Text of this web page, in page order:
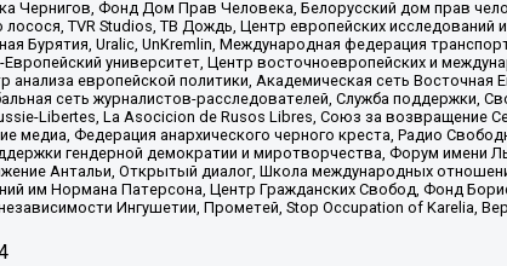
Чернигов, Фонд Дом Прав Человека, Белорусский дом прав
TVR Studios, ТВ Дождь, Центр европейских
Бурятия, Uralic, UnKremlin, Международная федерация
университет, Центр восточноевропейских и
европейской политики, Академическая сеть Восточная
сеть журналистов-расследователей, Служба поддержки,
Libertes, La Asocicion de Rusos Libres, Союз за возвращение
медиа, Федерация анархического черного креста, Радио
гендерной демократии и миротворчества, Форум имени
Антальи, Открытый диалог, Школа международных
им Нормана Патерсона, Центр Гражданских Свобод, Фонд
Ингушетии, Прометей, Stop Occupation of Karelia,